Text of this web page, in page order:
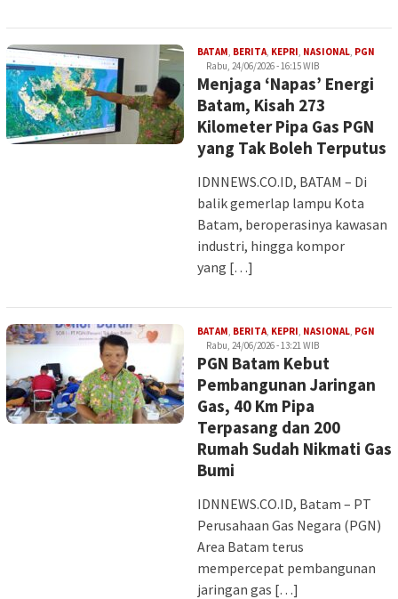
BATAM, BERITA, KEPRI, NASIONAL, PGN
Rabu, 24/06/2026 - 16:15 WIB
Menjaga ‘Napas’ Energi
Batam, Kisah 273
Kilometer Pipa Gas PGN
yang Tak Boleh Terputus
IDNNEWS.CO.ID, BATAM – Di
balik gemerlap lampu Kota
Batam, beroperasinya kawasan
industri, hingga kompor
yang […]
BATAM, BERITA, KEPRI, NASIONAL, PGN
Rabu, 24/06/2026 - 13:21 WIB
PGN Batam Kebut
Pembangunan Jaringan
Gas, 40 Km Pipa
Terpasang dan 200
Rumah Sudah Nikmati Gas
Bumi
IDNNEWS.CO.ID, Batam – PT
Perusahaan Gas Negara (PGN)
Area Batam terus
mempercepat pembangunan
jaringan gas […]